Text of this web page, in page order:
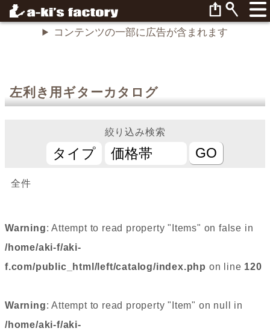
左利き用ギターカタログ
絞り込み検索
全件
Warning: Attempt to read property "Items" on false in
/home/aki-f/aki-
f.com/public_html/left/catalog/index.php on line 120
Warning: Attempt to read property "Item" on null in
/home/aki-f/aki-
コンテンツの一部に広告が含まれます